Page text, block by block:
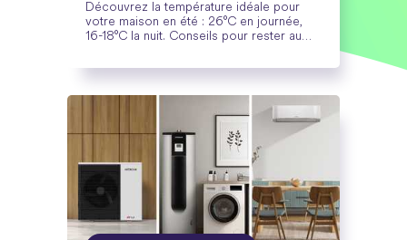
Découvrez la température idéale pour
votre maison en été : 26°C en journée,
16-18°C la nuit. Conseils pour rester au